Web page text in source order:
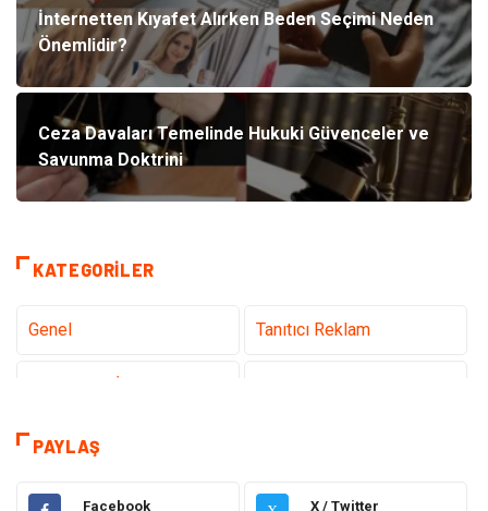
İnternetten Kıyafet Alırken Beden Seçimi Neden
Önemlidir?
Ceza Davaları Temelinde Hukuki Güvenceler ve
Savunma Doktrini
KATEGORILER
Genel Tanıtıcı Reklam
Hizmet
Hukuk Elektrik Elektronik
PAYLAŞ
Facebook X / Twitter